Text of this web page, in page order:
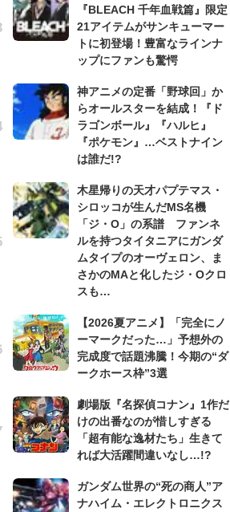
『BLEACH 千年血戦篇』限定
21アイテムがサンキューマー
トに初登場！豊富なラインナ
ップにファンも驚愕
神アニメの定番「野球回」か
らオールスターを結成！『ド
ラゴンボール』『ハルヒ』
『ポケモン』…ベストナイン
は誰だ!?
木星帰りの天才パプテマス・
シロッコが生んだMS名機
「ジ・O」の系譜 ファンネ
ルを持つタイタニアにガンダ
ムタイプのオーヴェロン、ま
さかのMAと化したジ・Oクロ
スも…
【2026夏アニメ】「完全にノ
ーマークだった…」予想外の
完成度で話題沸騰！今期の“ダ
ークホース枠”3選
劇場版『名探偵コナン』1作だ
けの出番なのが惜しすぎる
「超有能な逸材たち」生きて
れば大活躍間違いなし…!?
ガンダム世界の“死の商人”ア
ナハイム・エレクトロニクス